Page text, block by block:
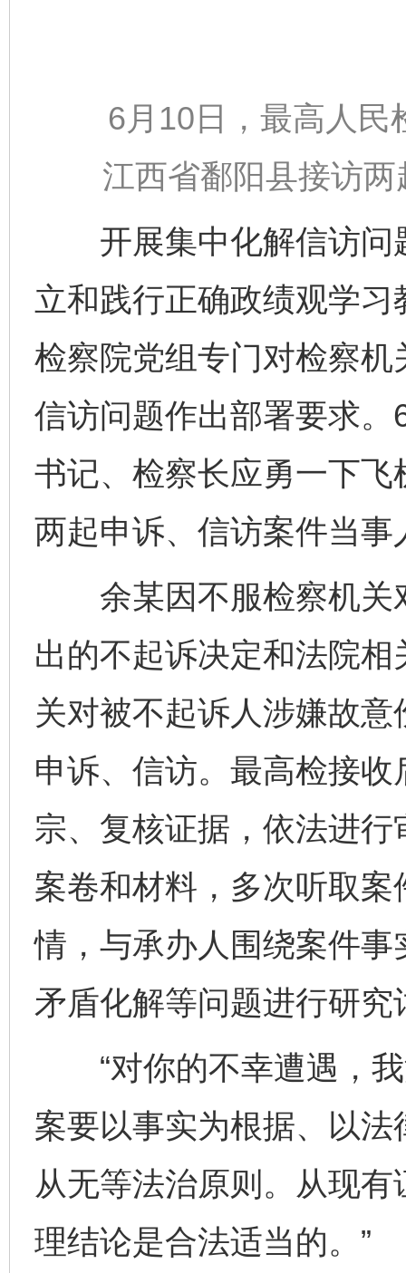
6月10日，最高人民
江西省鄱阳县接访
开展集中化解信访问
立和践行正确政绩观学
检察院党组专门对检察
信访问题作出部署要求
书记、检察长应勇一下
两起申诉、信访案件当事
余某因不服检察机关
出的不起诉决定和法院
关对被不起诉人涉嫌故
申诉、信访。最高检接
宗、复核证据，依法进
案卷和材料，多次听取
情，与承办人围绕案件
矛盾化解等问题进行研究
“对你的不幸遭遇，我
案要以事实为根据、以
从无等法治原则。从现
理结论是合法适当的。”